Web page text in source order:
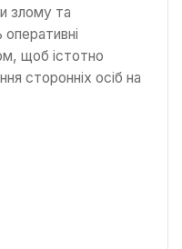
злому та
щоб істотно
сторонніх осіб на